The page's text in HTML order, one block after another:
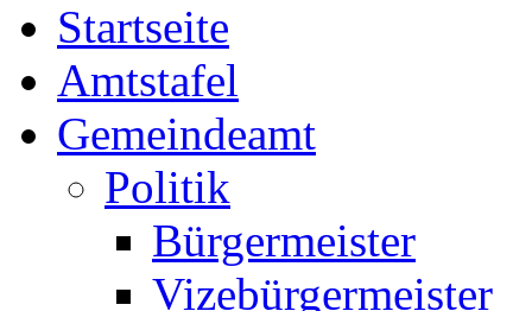
Startseite
Amtstafel
Gemeindeamt
Politik
Bürgermeister
Vizebürgermeister